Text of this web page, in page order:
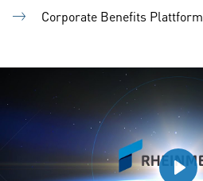
Corporate Benefits Plattform